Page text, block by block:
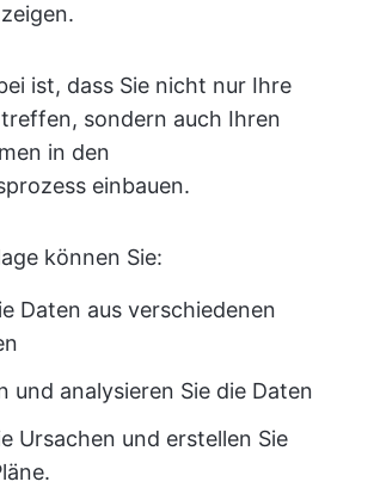
ist, dass Sie nicht nur Ihre
sondern auch Ihren
in den
einbauen.
können Sie:
Daten aus verschiedenen
und analysieren Sie die Daten
Ursachen und erstellen Sie